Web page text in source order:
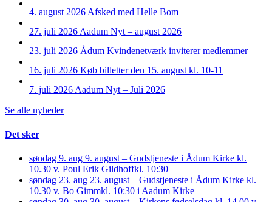
4. august 2026 Afsked med Helle Bom
27. juli 2026 Aadum Nyt – august 2026
23. juli 2026 Ådum Kvindenetværk inviterer medlemmer
16. juli 2026 Køb billetter den 15. august kl. 10-11
7. juli 2026 Aadum Nyt – Juli 2026
Se alle nyheder
Det sker
søndag 9. aug 9. august – Gudstjeneste i Ådum Kirke kl.
10.30 v. Poul Erik Gildhoffkl. 10:30
søndag 23. aug 23. august – Gudstjeneste i Ådum Kirke kl.
10.30 v. Bo Gimmkl. 10:30 i Aadum Kirke